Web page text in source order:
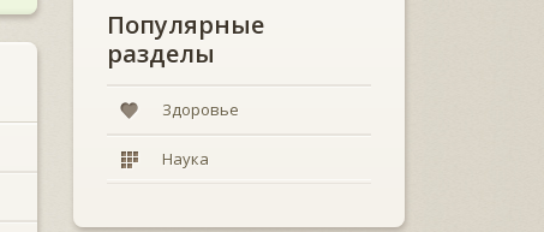
Популярные
разделы
Здоровье
Наука